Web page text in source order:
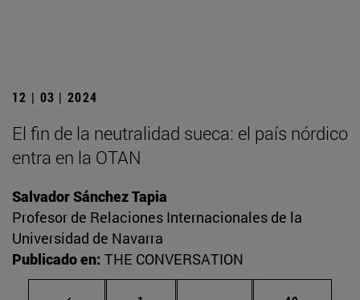
12 | 03 | 2024
El fin de la neutralidad sueca: el país nórdico
entra en la OTAN
Salvador Sánchez Tapia
Profesor de Relaciones Internacionales de la
Universidad de Navarra
Publicado en: THE CONVERSATION